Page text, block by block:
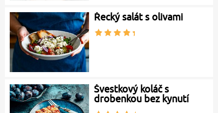
Řecký salát s olivami
Švestkový koláč s
drobenkou bez kynutí